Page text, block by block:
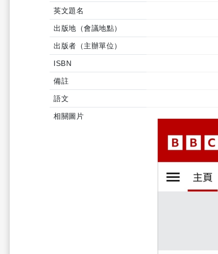
英文題名
出版地（會議地點）
出版者（主辦單位）
ISBN
備註
語文
相關圖片